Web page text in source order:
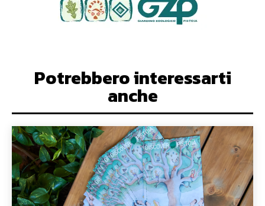
Potrebbero interessarti
anche